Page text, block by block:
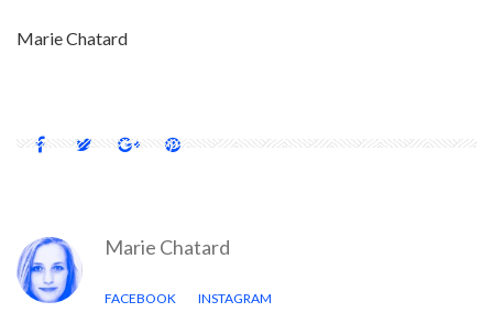
Marie Chatard
Marie Chatard
FACEBOOK INSTAGRAM